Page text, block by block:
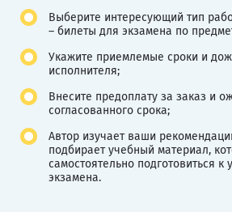
Выберите интересующий тип
– билеты для экзамена по
Укажите приемлемые сроки и
исполнителя;
Внесите предоплату за заказ и
согласованного срока;
Автор изучает ваши
подбирает учебный материал,
самостоятельно подготовиться к
экзамена.